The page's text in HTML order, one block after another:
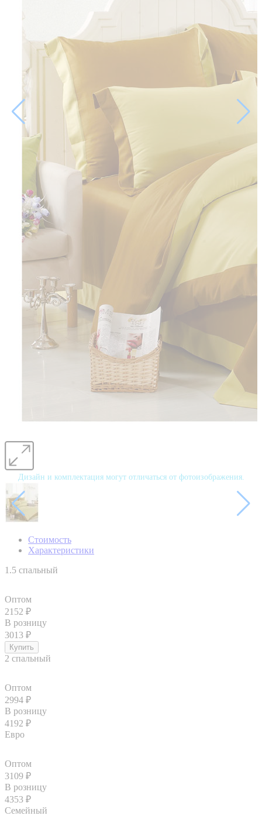
Дизайн и комплектация могут отличаться от фотоизображения.
Стоимость
Характеристики
1.5 спальный
Оптом
2152 ₽
В розницу
3013 ₽
2 спальный
Оптом
2994 ₽
В розницу
4192 ₽
Евро
Оптом
3109 ₽
В розницу
4353 ₽
Семейный